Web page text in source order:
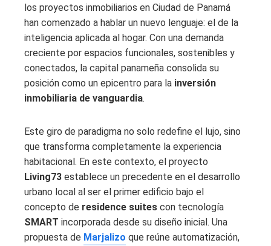
los proyectos inmobiliarios en Ciudad de Panamá
han comenzado a hablar un nuevo lenguaje: el de la
inteligencia aplicada al hogar. Con una demanda
creciente por espacios funcionales, sostenibles y
conectados, la capital panameña consolida su
posición como un epicentro para la inversión
inmobiliaria de vanguardia.
Este giro de paradigma no solo redefine el lujo, sino
que transforma completamente la experiencia
habitacional. En este contexto, el proyecto
Living73 establece un precedente en el desarrollo
urbano local al ser el primer edificio bajo el
concepto de residence suites con tecnología
SMART incorporada desde su diseño inicial. Una
propuesta de Marjalizo que reúne automatización,